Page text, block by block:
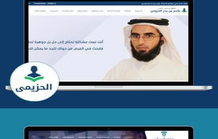
تطوير موقع المدرب ياسر الحزيمي
التفاصيل